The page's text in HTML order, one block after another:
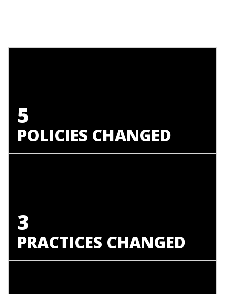
5
POLICIES CHANGED
3
PRACTICES CHANGED